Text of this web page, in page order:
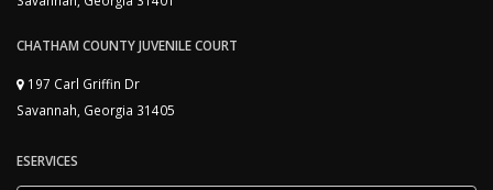
CHATHAM COUNTY JUVENILE COURT
197 Carl Griffin Dr
Savannah, Georgia 31405
ESERVICES